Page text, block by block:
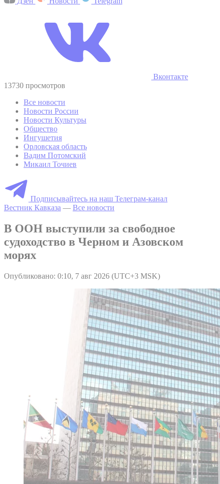
Вконтакте
13730 просмотров
Все новости
Новости России
Новости Культуры
Общество
Ингушетия
Орловская область
Вадим Потомский
Микаил Точиев
Подписывайтесь на наш Телеграм-канал
Вестник Кавказа — Все новости
В ООН выступили за свободное
судоходство в Черном и Азовском
морях
Опубликовано: 0:10, 7 авг 2026 (UTC+3 MSK)